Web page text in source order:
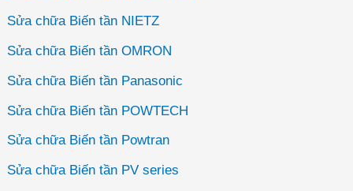
Sửa chữa Biến tần NIETZ
Sửa chữa Biến tần OMRON
Sửa chữa Biến tần Panasonic
Sửa chữa Biến tần POWTECH
Sửa chữa Biến tần Powtran
Sửa chữa Biến tần PV series